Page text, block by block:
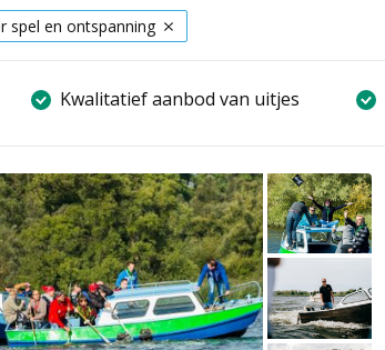
spel en ontspanning
Kwalitatief aanbod van uitjes